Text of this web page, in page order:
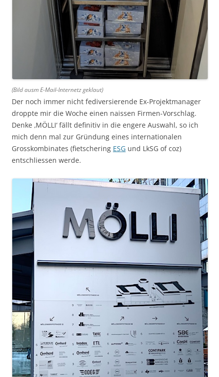
(Bild ausm E-Mail-Internetz geklaut)
Der noch immer nicht fediversierende Ex-Projektmanager
droppte mir die Woche einen naissen Firmen-Vorschlag.
Denke ‚MÖLLI‘ fällt definitiv in die engere Auswahl, so ich
mich denn mal zur Gründung eines internationalen
Grosskombinates (fietschering ESG und LkSG of coz)
entschliessen werde.